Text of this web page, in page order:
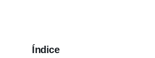
Índice